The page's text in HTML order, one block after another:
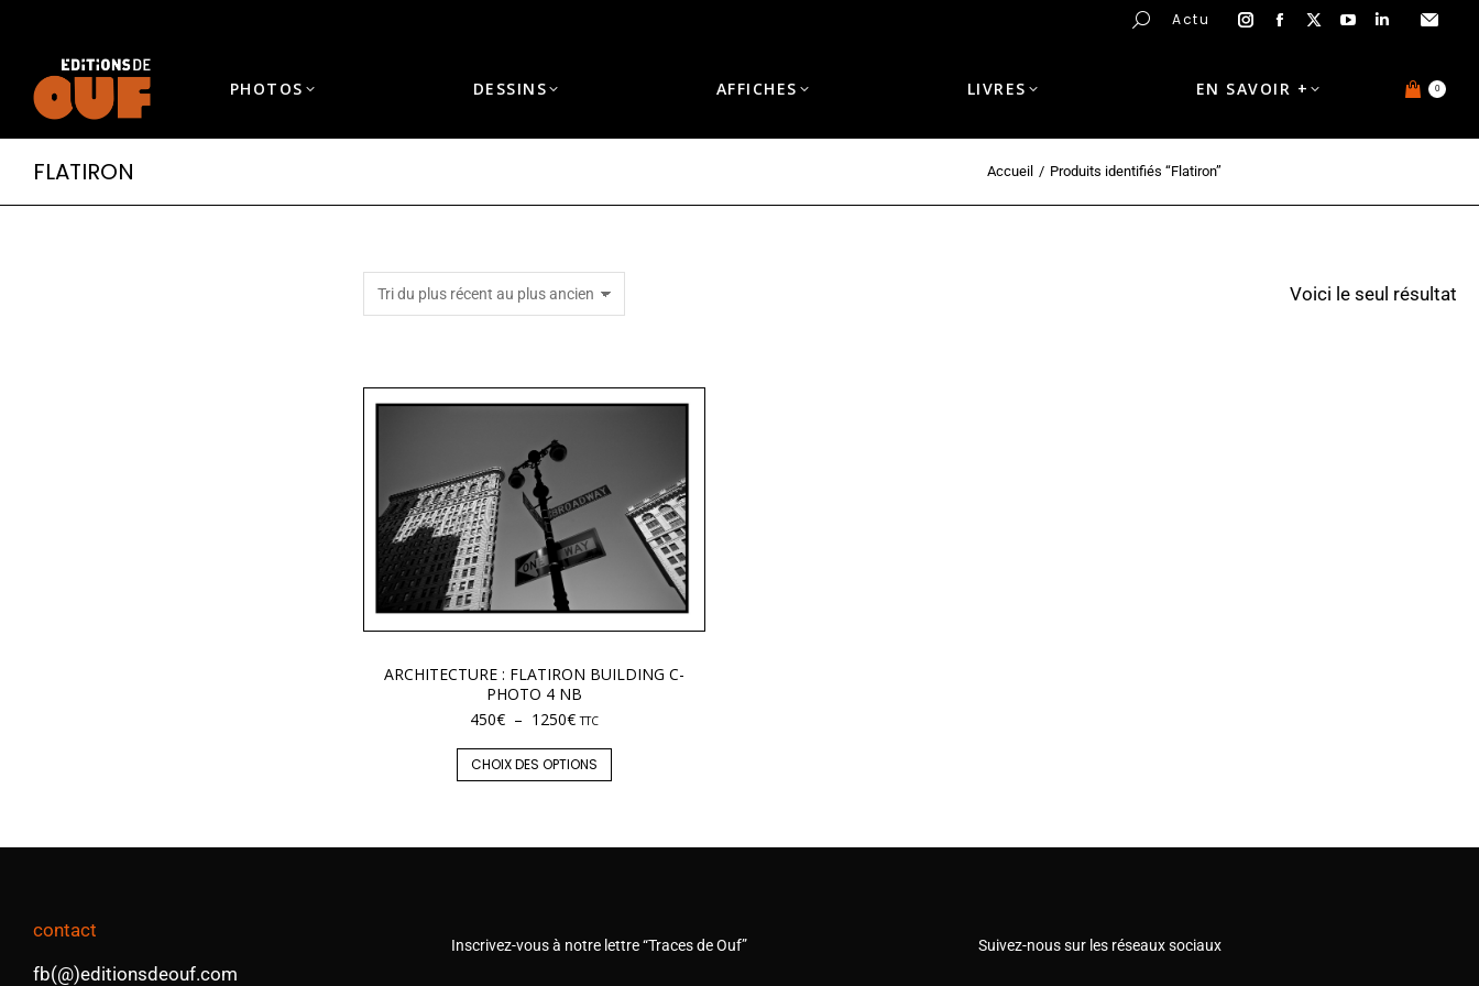
Actu
PHOTOS DESSINS AFFICHES LIVRES EN SAVOIR + 0
FLATIRON Accueil Produits identifiés “Flatiron”
Voici le seul résultat
ARCHITECTURE : FLATIRON BUILDING C-
PHOTO 4 NB
450€ – 1250€ TTC
CHOIX DES OPTIONS
contact
fb(@)editionsdeouf.com
Inscrivez-vous à notre lettre “Traces de Ouf” Suivez-nous sur les réseaux sociaux